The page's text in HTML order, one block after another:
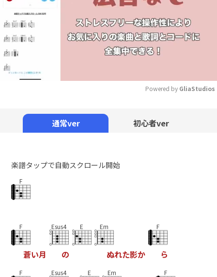
Powered by GliaStudios
通常ver 初心者ver
楽譜タップで自動スクロール開始
F
F
蒼い月
Esus4
の
E Em
ぬれた影か
F
ら
F Esus4 E Em F